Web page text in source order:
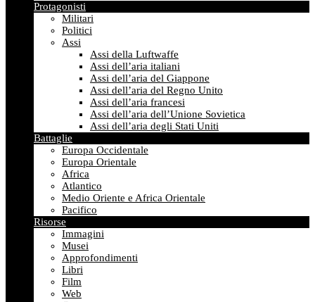
Protagonisti
Militari
Politici
Assi
Assi della Luftwaffe
Assi dell’aria italiani
Assi dell’aria del Giappone
Assi dell’aria del Regno Unito
Assi dell’aria francesi
Assi dell’aria dell’Unione Sovietica
Assi dell’aria degli Stati Uniti
Battaglie
Europa Occidentale
Europa Orientale
Africa
Atlantico
Medio Oriente e Africa Orientale
Pacifico
Risorse
Immagini
Musei
Approfondimenti
Libri
Film
Web